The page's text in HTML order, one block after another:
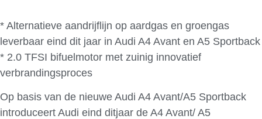
* Alternatieve aandrijflijn op aardgas en groengas
leverbaar eind dit jaar in Audi A4 Avant en A5 Sportback
* 2.0 TFSI bifuelmotor met zuinig innovatief
verbrandingsproces
Op basis van de nieuwe Audi A4 Avant/A5 Sportback
introduceert Audi eind ditjaar de A4 Avant/ A5